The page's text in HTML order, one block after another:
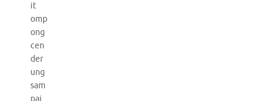
it
omp
ong
cen
der
ung
sam
pai